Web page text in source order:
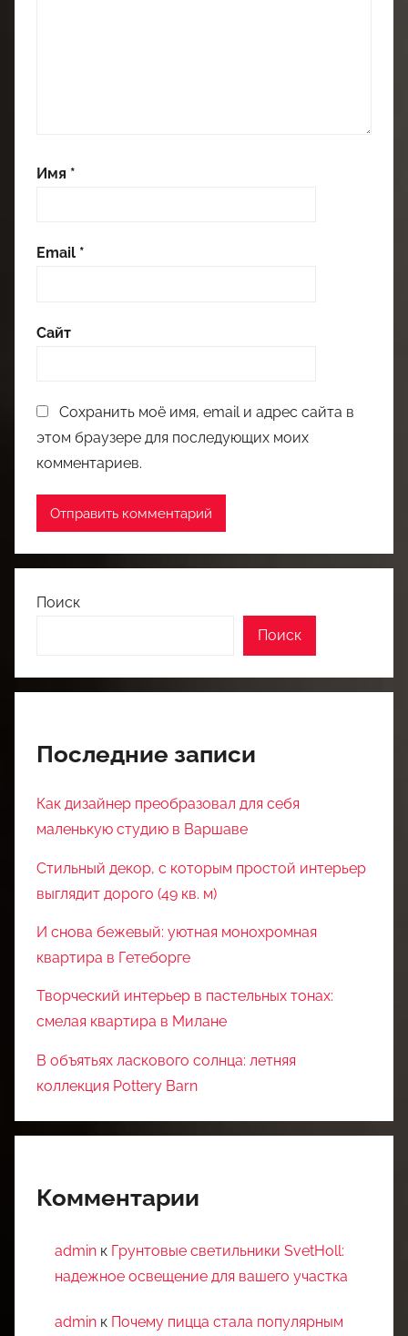
Имя *
Email *
Сайт
Сохранить моё имя, email и адрес сайта в
этом браузере для последующих моих
комментариев.
Поиск
Поиск
Последние записи
Как дизайнер преобразовал для себя
маленькую студию в Варшаве
Стильный декор, с которым простой интерьер
выглядит дорого (49 кв. м)
И снова бежевый: уютная монохромная
квартира в Гетеборге
Творческий интерьер в пастельных тонах:
смелая квартира в Милане
В объятьях ласкового солнца: летняя
коллекция Pottery Barn
Комментарии
admin к Грунтовые светильники SvetHoll:
надежное освещение для вашего участка
admin к Почему пицца стала популярным